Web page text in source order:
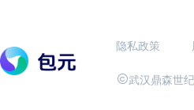
隐私政策
武汉鼎森世